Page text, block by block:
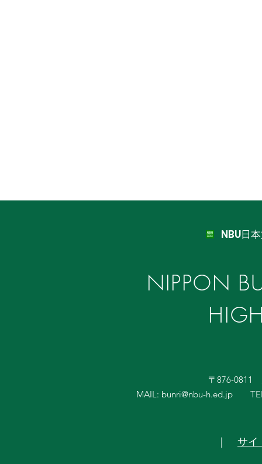
NBU日
NIPPON
〒876-0811
MAIL: bunri@nbu-h.ed.jp
｜ サイ